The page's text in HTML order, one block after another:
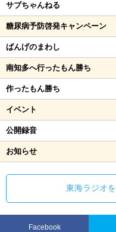
サブちゃんねる
糖尿病予防啓発キャンペーン
ばんげのまわし
南知多へ行ったもん勝ち
作ったもん勝ち
イベント
公開録音
お知らせ
東海ラジオを
Facebook